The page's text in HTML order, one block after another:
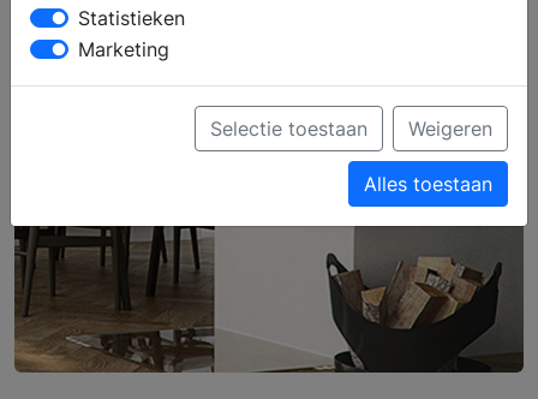
Statistieken
Marketing
Selectie toestaan Weigeren
Alles toestaan